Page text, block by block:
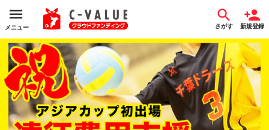
メニュー さがす 新規登録